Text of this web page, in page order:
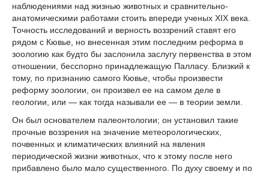
наблюдениями над жизнью животных и сравнительно-
анатомическими работами стоить впереди ученых XIX века.
Точность исследований и верность воззрений ставят его
рядом с Кювье, но внесенная этим последним реформа в
зоологию как будто бы заслонила заслугу первенства в этом
отношении, бесспорно принадлежащую Палласу. Близкий к
тому, по признанию самого Кювье, чтобы произвести
реформу зоологии, он произвел ее на самом деле в
геологии, или — как тогда называли ее — в теории земли.
Он был основателем палеонтологии; он установил такие
прочные воззрения на значение метеорологических,
почвенных и климатических влияний на явления
периодической жизни животных, что к этому после него
прибавлено было мало существенного. По духу своему и по